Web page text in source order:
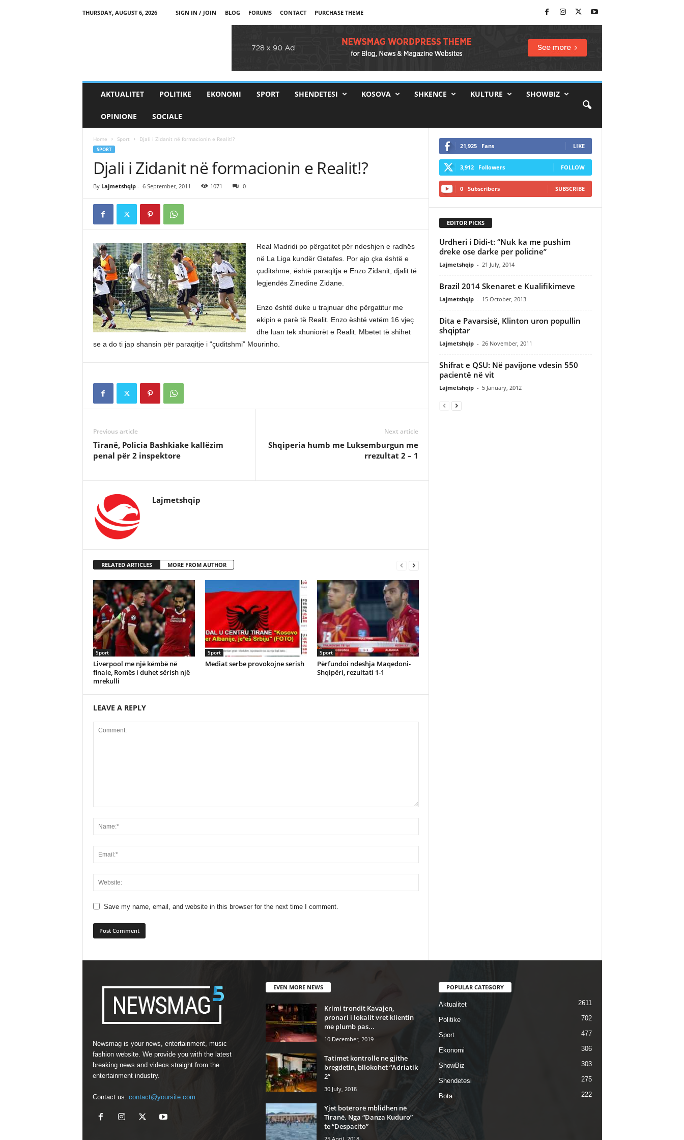
THURSDAY, AUGUST 6, 2026 SIGN IN / JOIN BLOG FORUMS CONTACT PURCHASE THEME
AKTUALITET POLITIKE EKONOMI SPORT SHENDETESI KOSOVA SHKENCE KULTURE SHOWBIZ
OPINIONE SOCIALE
Home Sport Djali i Zidanit në formacionin e Realit!?
SPORT
Djali i Zidanit në formacionin e Realit!?
By Lajmetshqip- 6 September, 2011 1071 0
Real Madridi po përgatitet për ndeshjen e radhës
në La Liga kundër Getafes. Por ajo çka është e
çuditshme, është paraqitja e Enzo Zidanit, djalit të
legjendës Zinedine Zidane.
Enzo është duke u trajnuar dhe përgatitur me
ekipin e parë të Realit. Enzo është vetëm 16 vjeç
dhe luan tek xhuniorët e Realit. Mbetet të shihet
se a do ti jap shansin për paraqitje i “çuditshmi” Mourinho.
Previous article
Tiranë, Policia Bashkiake kallëzim
penal për 2 inspektore
Next article
Shqiperia humb me Luksemburgun me
rrezultat 2 – 1
Lajmetshqip
RELATED ARTICLES MORE FROM AUTHOR
Sport
Liverpool me një këmbë në
finale, Romës i duhet sërish një
mrekulli
Sport
Mediat serbe provokojne serish
Sport
Përfundoi ndeshja Maqedoni-
Shqipëri, rezultati 1-1
LEAVE A REPLY
Save my name, email, and website in this browser for the next time I comment.
21,925 Fans LIKE
3,912 Followers FOLLOW
0 Subscribers SUBSCRIBE
EDITOR PICKS
Urdheri i Didi-t: “Nuk ka me pushim
dreke ose darke per policine”
Lajmetshqip - 21 July, 2014
Brazil 2014 Skenaret e Kualifikimeve
Lajmetshqip - 15 October, 2013
Dita e Pavarsisë, Klinton uron popullin
shqiptar
Lajmetshqip - 26 November, 2011
Shifrat e QSU: Në pavijone vdesin 550
pacientë në vit
Lajmetshqip - 5 January, 2012
Newsmag is your news, entertainment, music
fashion website. We provide you with the latest
breaking news and videos straight from the
entertainment industry.
Contact us: contact@yoursite.com
EVEN MORE NEWS
Krimi trondit Kavajen,
pronari i lokalit vret klientin
me plumb pas...
10 December, 2019
Tatimet kontrolle ne gjithe
bregdetin, bllokohet “Adriatik
2”
30 July, 2018
Yjet botërorë mblidhen në
Tiranë. Nga “Danza Kuduro”
te “Despacito”
POPULAR CATEGORY
Aktualitet 2611
Politike 702
Sport 477
Ekonomi 306
ShowBiz 303
Shendetesi 275
Bota 222